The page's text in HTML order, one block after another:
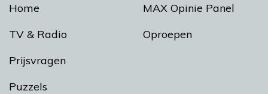
Home
TV & Radio
Prijsvragen
Puzzels
MAX Opinie Panel
Oproepen